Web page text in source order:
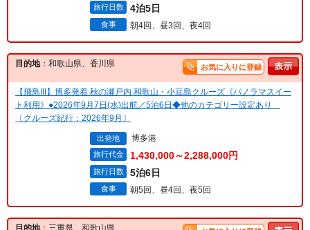
旅行日数 4泊5日
食事 朝4回、昼3回、夜4回
目的地：和歌山県、香川県 お気に入りに登録
【飛鳥III】博多発着 秋の瀬戸内 和歌山・小豆島クルーズ《パノラマスイー
ト利用》●2026年9月7日(水)出航／5泊6日◆他のカテゴリー設定あり
〔クルーズ紀行：2026年9月〕
出発地 博多港
旅行代金 1,430,000～2,288,000円
旅行日数 5泊6日
食事 朝5回、昼4回、夜5回